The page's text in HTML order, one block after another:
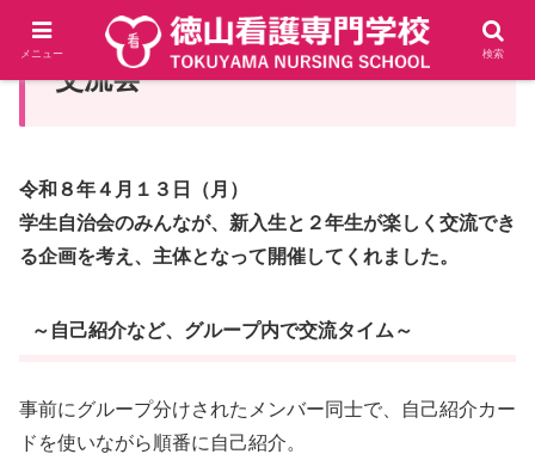
交流会
令和８年４月１３日（月）
学生自治会のみんなが、新入生と２年生が楽しく交流でき
る企画を考え、主体となって開催してくれました。
～自己紹介など、グループ内で交流タイム～
事前にグループ分けされたメンバー同士で、自己紹介カー
ドを使いながら順番に自己紹介。
メニュー 検索